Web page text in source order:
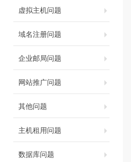
虚拟主机问题
域名注册问题
企业邮局问题
网站推广问题
其他问题
主机租用问题
数据库问题